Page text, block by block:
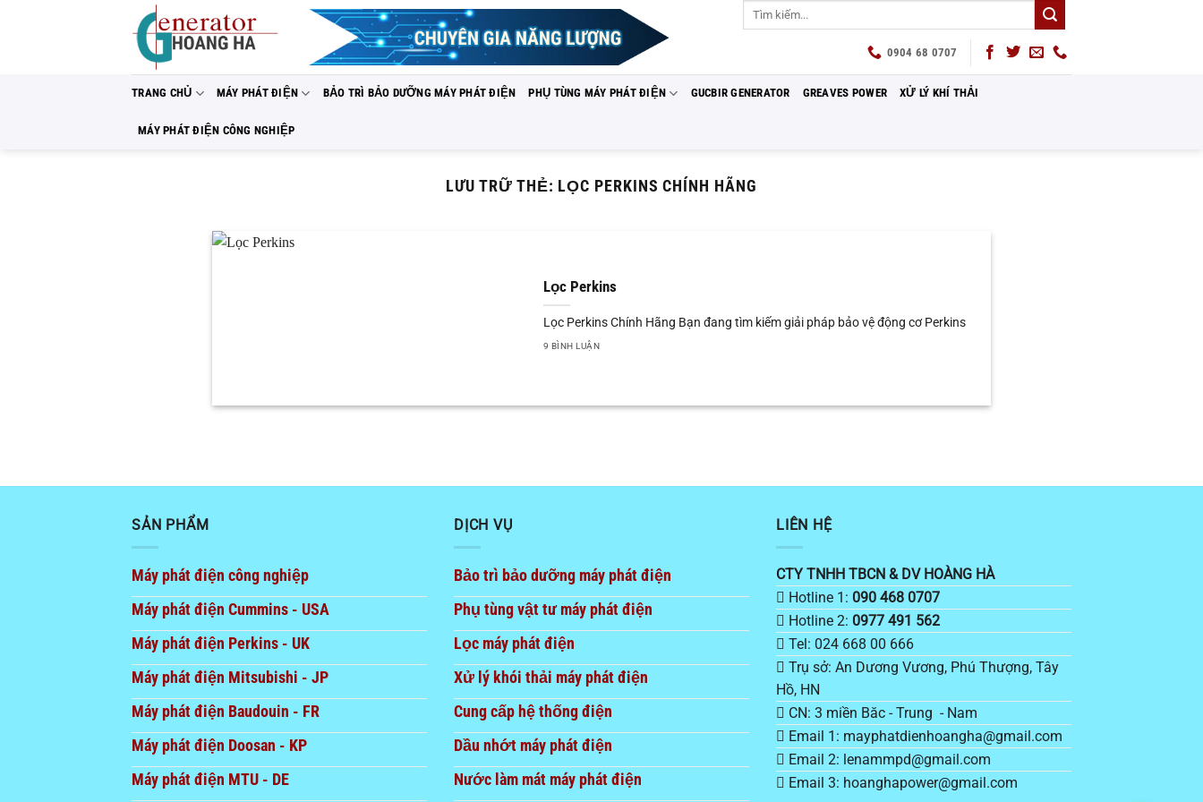
Tìm
0904 68 0707
TRANG CHỦ MÁY PHÁT ĐIỆN BẢO TRÌ BẢO DƯỠNG MÁY PHÁT ĐIỆN PHỤ TÙNG MÁY PHÁT ĐIỆN GUCBIR GENERATOR GREAVES POWER XỬ LÝ KHÍ THẢI
MÁY PHÁT ĐIỆN CÔNG NGHIỆP
LƯU TRỮ THẺ: LỌC PERKINS CHÍNH HÃNG
Lọc Perkins
Lọc Perkins Chính Hãng Bạn đang tìm kiếm giải pháp bảo vệ động cơ Perkins
9 BÌNH LUẬN
SẢN PHẨM
Máy phát điện công nghiệp
Máy phát điện Cummins - USA
Máy phát điện Perkins - UK
Máy phát điện Mitsubishi - JP
Máy phát điện Baudouin - FR
Máy phát điện Doosan - KP
Máy phát điện MTU - DE
DỊCH VỤ
Bảo trì bảo dưỡng máy phát điện
Phụ tùng vật tư máy phát điện
Lọc máy phát điện
Xử lý khói thải máy phát điện
Cung cấp hệ thống điện
Dầu nhớt máy phát điện
Nước làm mát máy phát điện
LIÊN HỆ
CTY TNHH TBCN & DV HOÀNG HÀ
Hotline 1: 090 468 0707
Hotline 2: 0977 491 562
Tel: 024 668 00 666
Trụ sở: An Dương Vương, Phú Thượng, Tây
Hồ, HN
CN: 3 miền Băc - Trung - Nam
Email 1: mayphatdienhoangha@gmail.com
Email 2: lenammpd@gmail.com
Email 3: hoanghapower@gmail.com